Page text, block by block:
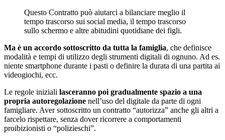
Questo Contratto può aiutarci a bilanciare meglio il
tempo trascorso sui social media, il tempo trascorso
sullo schermo e altre abitudini quotidiane dei figli.
Ma è un accordo sottoscritto da tutta la famiglia, che definisce
modalità e tempi di utilizzo degli strumenti digitali di ognuno. Ad es.
niente smartphone durante i pasti o definire la durata di una partita ai
videogiochi, ecc.
Le regole iniziali lasceranno poi gradualmente spazio a una
propria autoregolazione nell’uso del digitale da parte di ogni
famigliare. Aver sottoscritto un contratto “autorizza” anche gli altri a
farcelo rispettare, senza dover ricorrere a comportamenti
proibizionisti o “polizieschi”.